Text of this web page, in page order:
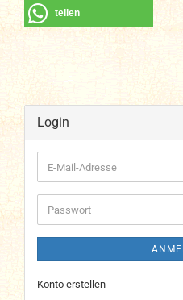
teilen
Login
E-
Mail-
Adresse
Passwort
Konto erstellen